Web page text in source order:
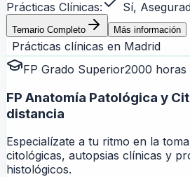
Prácticas Clínicas:
Sí,
Temario Completo Más información
Prácticas clínicas en Madrid
FP Grado Superior2000 horas
FP Anatomía Patológica y
distancia
Especialízate a tu ritmo en la
citológicas, autopsias clínicas y
histológicos.